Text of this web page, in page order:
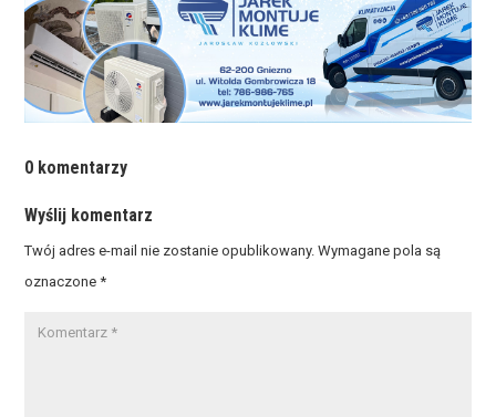
0 komentarzy
Wyślij komentarz
Twój adres e-mail nie zostanie opublikowany. Wymagane pola są
oznaczone*